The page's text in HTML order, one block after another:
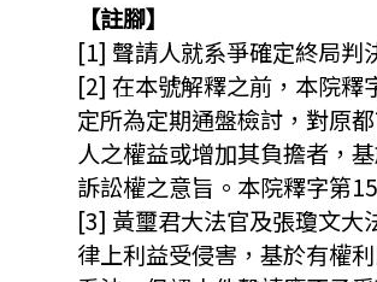
【註腳】
[1] 聲請人就系爭確定終局判
[2] 在本號解釋之前，本院釋
定所為定期通盤檢討，對原
人之權益或增加其負擔者，
訴訟權之意旨。本院釋字第
[3] 黃璽君大法官及張瓊文大
律上利益受侵害，基於有權